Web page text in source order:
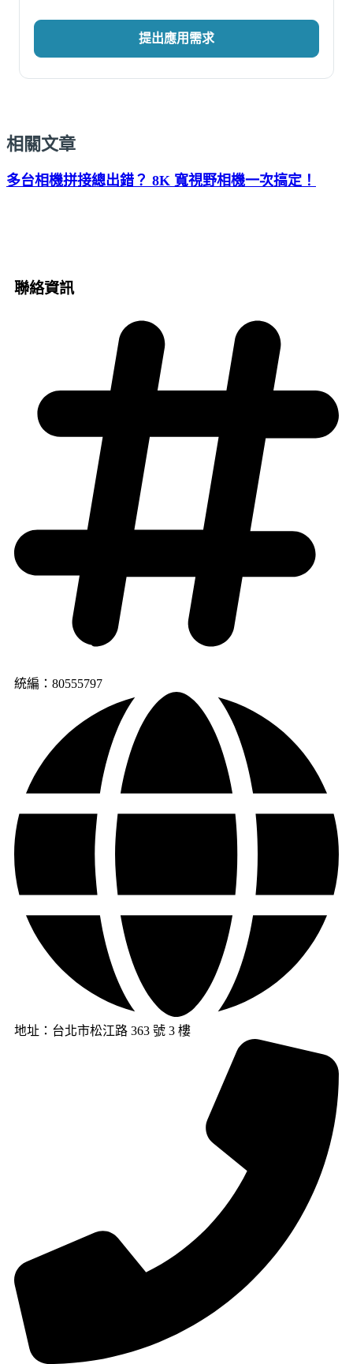
提出應用需求
相關文章
多台相機拼接總出錯？ 8K 寬視野相機一次搞定！
聯絡資訊
統編：80555797
地址：台北市松江路 363 號 3 樓